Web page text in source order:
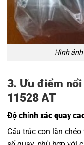
Hình ảnh
3. Ưu điểm nổi
11528 AT
Độ chính xác quay
Cấu trúc con lăn